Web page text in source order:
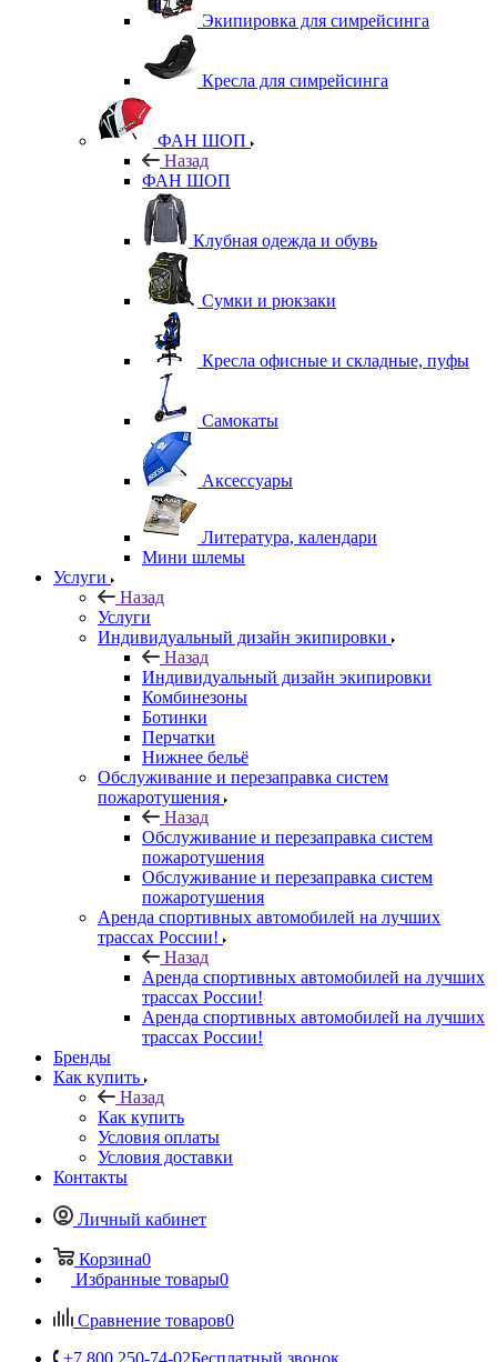
Экипировка для симрейсинга
Кресла для симрейсинга
ФАН ШОП
Назад
ФАН ШОП
Клубная одежда и обувь
Сумки и рюкзаки
Кресла офисные и складные, пуфы
Самокаты
Аксессуары
Литература, календари
Мини шлемы
Услуги
Назад
Услуги
Индивидуальный дизайн экипировки
Назад
Индивидуальный дизайн экипировки
Комбинезоны
Ботинки
Перчатки
Нижнее бельё
Обслуживание и перезаправка систем
пожаротушения
Назад
Обслуживание и перезаправка систем
пожаротушения
Обслуживание и перезаправка систем
пожаротушения
Аренда спортивных автомобилей на лучших
трассах России!
Назад
Аренда спортивных автомобилей на лучших
трассах России!
Аренда спортивных автомобилей на лучших
трассах России!
Бренды
Как купить
Назад
Как купить
Условия оплаты
Условия доставки
Контакты
Личный кабинет
Корзина0
Избранные товары0
Сравнение товаров0
+7 800 250-74-02Бесплатный звонок